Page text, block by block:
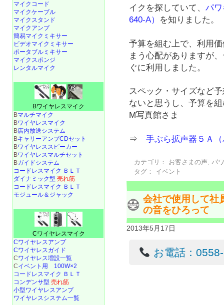
イクを探していて、パ
640-A） を知りました。
予算を組む上で、利用
まう心配がありますが
ぐに利用しました。
スペック・サイズなど
ないと思うし、予算を
M写真館さま
⇒手ぶら拡声器５Ａ
カテゴリ： お客さまの声 パ
タグ：
イベント
会社で使用して社
の音をひろって
2013年5月17日
お電話：
マイクコード
マイクケーブル
マイクスタンド
マイクアンプ
簡易マイクミキサー
ビデオマイクミキサー
ポータブルミキサー
マイクスポンジ
レンタルマイク
Bワイヤレスマイク
Bマルチマイク
Bワイヤレスマイク
B店内放送システム
BキャリーアンプCDセット
Bワイヤレススピーカー
Bワイヤレスマルチセット
Bガイドシステム
コードレスマイク ＢＬＴ
ダイナミック型 売れ筋
コードレスマイク ＢＬＴ
モジュール＆ジャック
Cワイヤレスマイク
Cワイヤレスアンプ
Cワイヤレスガイド
Cワイヤレス増設一覧
Cイベント用 100W×2
コードレスマイク ＢＬＴ
コンデンサ型 売れ筋
小型ワイヤレスアンプ
ワイヤレスシステム一覧